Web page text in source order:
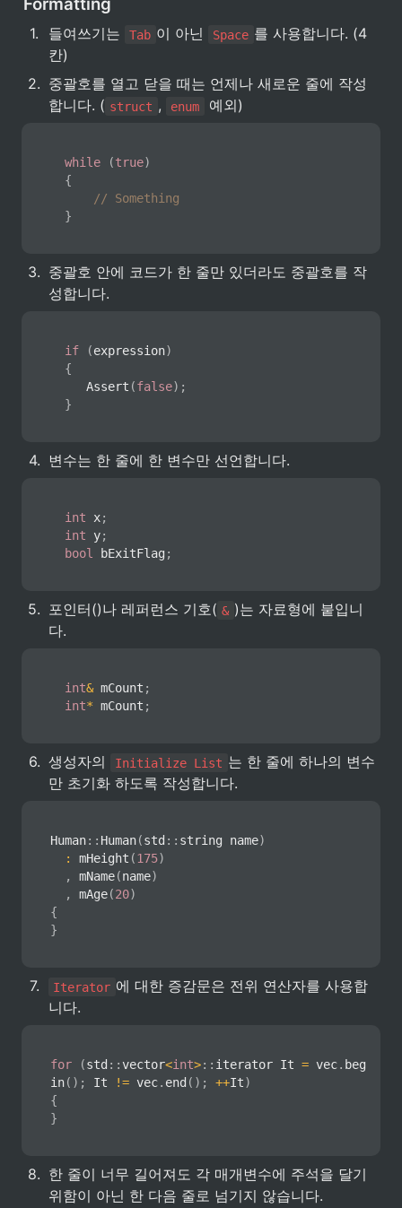
Formatting
1. 들여쓰기는 Tab 이 아닌 Space 를 사용합니다. (4
칸)
2. 중괄호를 열고 닫을 때는 언제나 새로운 줄에 작성
합니다. ( struct , enum 예외)
while (true)
{
// Something
}
3. 중괄호 안에 코드가 한 줄만 있더라도 중괄호를 작
성합니다.
if (expression)
{
Assert (false) ;
}
4. 변수는 한 줄에 한 변수만 선언합니다.
int x;
int y;
bool bExitFlag ;
5. 포인터()나 레퍼런스 기호( & )는 자료형에 붙입니
다.
int& mCount ;
int* mCount ;
6. 생성자의 Initialize List 는 한 줄에 하나의 변수
만 초기화 하도록 작성합니다.
Human:: Human(std :: string name)
:
mHeight (175)
,
mName(name)
,
mAge(20)
{
}
7. Iterator 에 대한 증감문은 전위 연산자를 사용합
니다.
for (std ::vector<int>:: iterator It = vec. beg
in( ) ; It != vec. end ( ) ; ++It)
{
}
8. 한 줄이 너무 길어져도 각 매개변수에 주석을 달기
위함이 아닌 한 다음 줄로 넘기지 않습니다.